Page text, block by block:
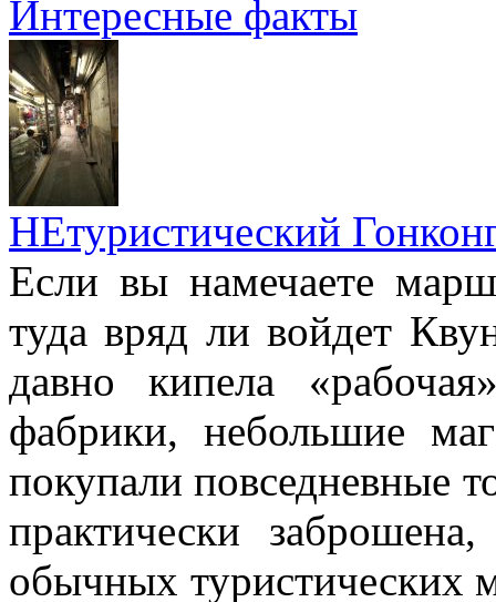
Интересные факты
НЕтуристический
Если вы намечаете
туда вряд ли войдет
давно кипела
фабрики, небольшие
покупали повседневные
практически
обычных туристических